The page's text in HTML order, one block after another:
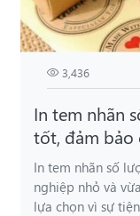
3,436
In tem nhãn
tốt, đảm bảo
In tem nhãn số
nghiệp nhỏ và
lựa chọn vì sự